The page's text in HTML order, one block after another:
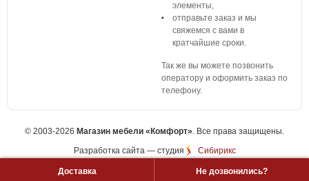
элементы,
отправьте заказ и мы
свяжемся с вами в
кратчайшие сроки.
Так же вы можете позвонить
оператору и оформить заказ по
телефону.
Доставка Не дозвонились?
© 2003-2026 Магазин мебели «Комфорт». Все права защищены.
Разработка сайта— студия Сибирикс